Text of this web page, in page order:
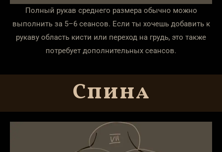
Полный рукав среднего размера обычно можно
выполнить за 5–6 сеансов. Если ты хочешь добавить к
рукаву область кисти или переход на грудь, это также
потребует дополнительных сеансов.
Спина